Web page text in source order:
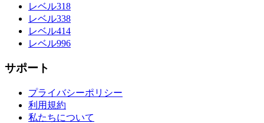
レベル318
レベル338
レベル414
レベル996
サポート
プライバシーポリシー
利用規約
私たちについて